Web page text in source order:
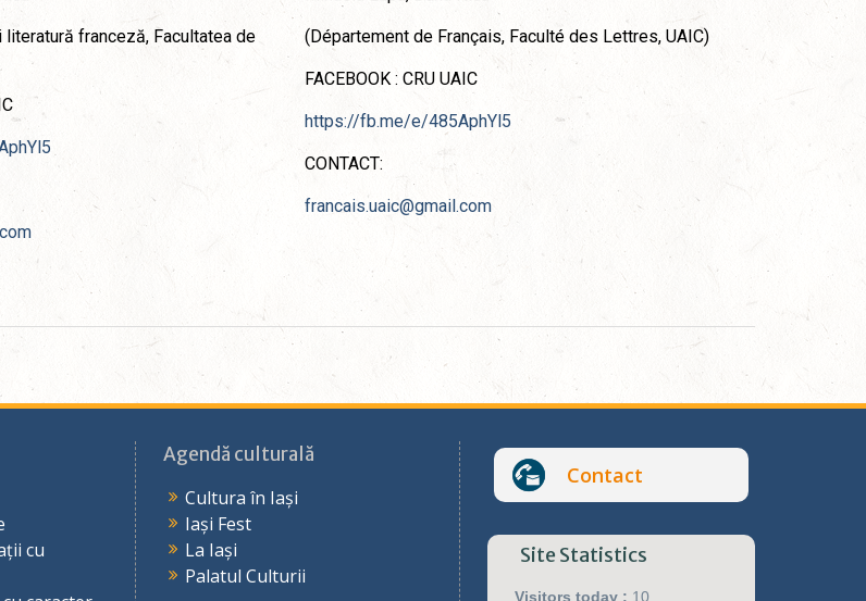
franceză, Facultatea de
(Département de Français, Faculté des Lettres, UAIC)
FACEBOOK : CRU UAIC
https://fb.me/e/485AphYl5
CONTACT:
francais.uaic@gmail.com
cu
Agendă culturală
Cultura în Iași
Iași Fest
La Iași
Palatul Culturii
Contact
Site Statistics
Visitors today : 10